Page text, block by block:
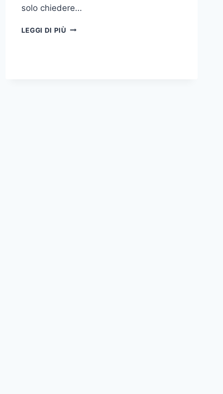
solo chiedere…
LEGGI DI PIÙ SAI